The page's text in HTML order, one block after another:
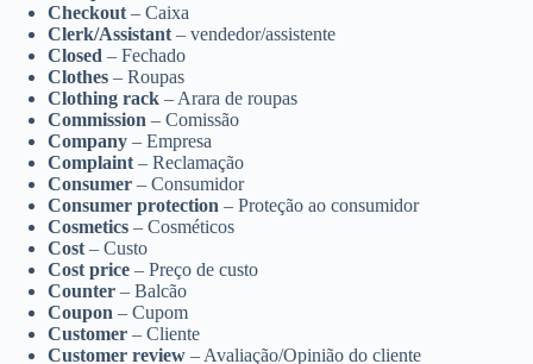
Checkout – Caixa
Clerk/Assistant – vendedor/assistente
Closed – Fechado
Clothes – Roupas
Clothing rack – Arara de roupas
Commission – Comissão
Company – Empresa
Complaint – Reclamação
Consumer – Consumidor
Consumer protection – Proteção ao consumidor
Cosmetics – Cosméticos
Cost – Custo
Cost price – Preço de custo
Counter – Balcão
Coupon – Cupom
Customer – Cliente
Customer review – Avaliação/Opinião do cliente